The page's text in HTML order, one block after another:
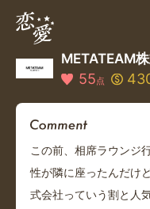
METATEAM
55点
この前、相席ラウンジ
性が隣に座ったんだけ
式会社っていう割と人